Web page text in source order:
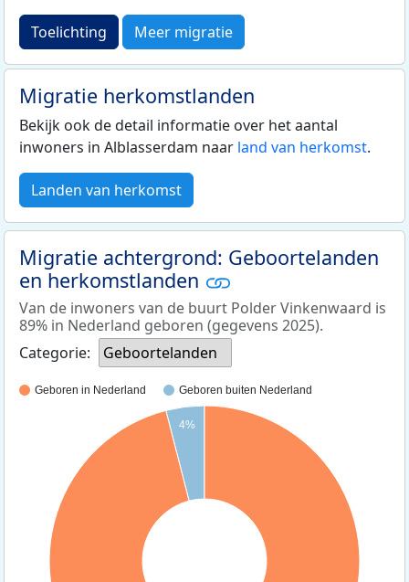
Toelichting Meer migratie
Migratie herkomstlanden
Bekijk ook de detail informatie over het aantal
inwoners in Alblasserdam naar land van herkomst.
Landen van herkomst
Migratie achtergrond: Geboortelanden
en herkomstlanden
Van de inwoners van de buurt Polder Vinkenwaard is
89% in Nederland geboren (gegevens 2025).
Categorie:
Geboortelanden
Geboren in Nederland Geboren buiten Nederland
4%